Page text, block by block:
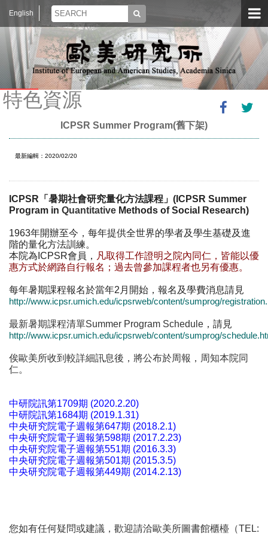
English
特色資源
ICPSR Summer Program(舊下架)
最新編輯：2020/02/20
ICPSR 「暑期社會研究量化方法課程」 (ICPSR Summer
Program in Quantitative Methods of Social Research)
1963年開辦至今，每年提供全世界的學者及學生基礎及進
階的量化方法訓練。
本院為 ICPSR會員， 凡取得工作證明之院內同仁，皆能以優
惠方式於網路自行報名；過去曾參加課程者也另有優惠。
每年暑期課程報名於當年2 月開始，報名及學費消息請見
http://www.icpsr.umich.edu/icpsrweb/content/sumprog/
最新暑期課程清單Summer Program Schedule ，請見
http://www.icpsr.umich.edu/icpsrweb/content/sumprog/
俟歐美所收到較詳細訊息後，將公布於周報，周知本院同
仁。
中研院訊第1709期 (2020.2.20)
中研院訊第1684期 (2019.1.31)
中央研究院電子週報第647期 (2018.2.1)
中央研究院電子週報第598期 (2017.2.23)
中央研究院電子週報第551期 (2016.3.3)
中央研究院電子週報第501期 (2015.3.5)
中央研究院電子週報第449期 (2014.2.13)
您如有任何疑問或建議，歡迎請洽歐美所圖書館櫃檯（TEL: